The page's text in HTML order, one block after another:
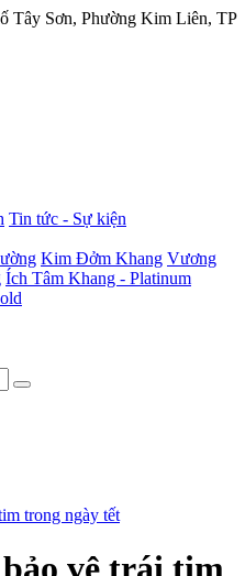
Tây Sơn, Phường Kim Liên, TP
Tin tức - Sự kiện
Kim Đởm Khang Vương
Ích Tâm Khang - Platinum
trong ngày tết